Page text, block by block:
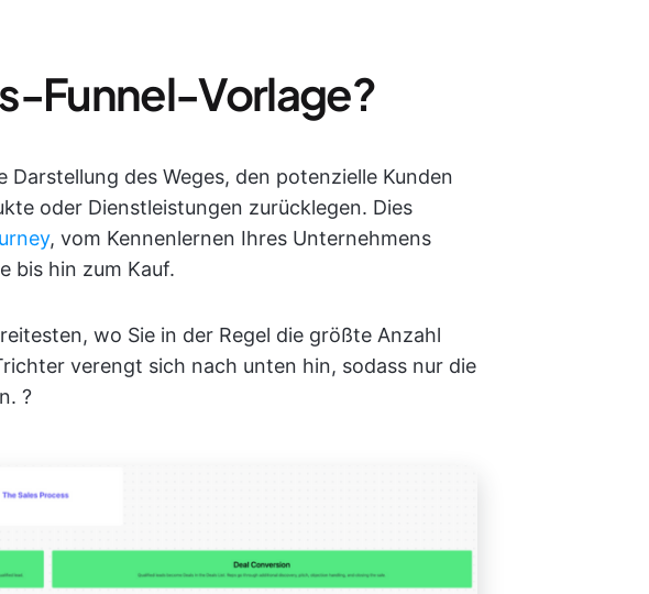
Funnel-Vorlage?
Darstellung des Weges, den potenzielle Kunden
oder Dienstleistungen zurücklegen. Dies
, vom Kennenlernen Ihres Unternehmens
bis hin zum Kauf.
wo Sie in der Regel die größte Anzahl
verengt sich nach unten hin, sodass nur die
?